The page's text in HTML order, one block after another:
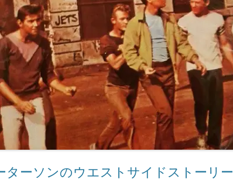
ターソンのウエストサイドストーリー